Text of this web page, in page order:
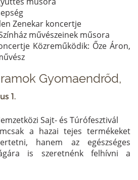
Zenekar koncertje
művészeinek műsora
Közreműködik: Őze Áron,
Gyomaendrőd,
1.
Sajt- és Túrófesztivál
a hazai tejes termékeket
hanem az egészséges
is szeretnénk felhívni a